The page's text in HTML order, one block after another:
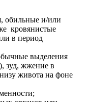
обильные и/или
кровянистые
в период
выделения
зуд, жжение в
живота на фоне